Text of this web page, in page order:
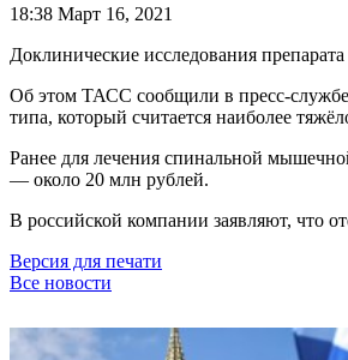
18:38 Март 16, 2021
Доклинические исследования
Об этом ТАСС сообщили в пресс-службе
типа, который считается наиболее
Ранее для лечения спинальной
— около 20 млн рублей.
В российской компании заявляют, что
Версия для печати
Все новости